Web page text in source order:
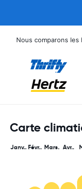
Nous comparons
Carte
Janv.. Févr.. Mars. Avr..